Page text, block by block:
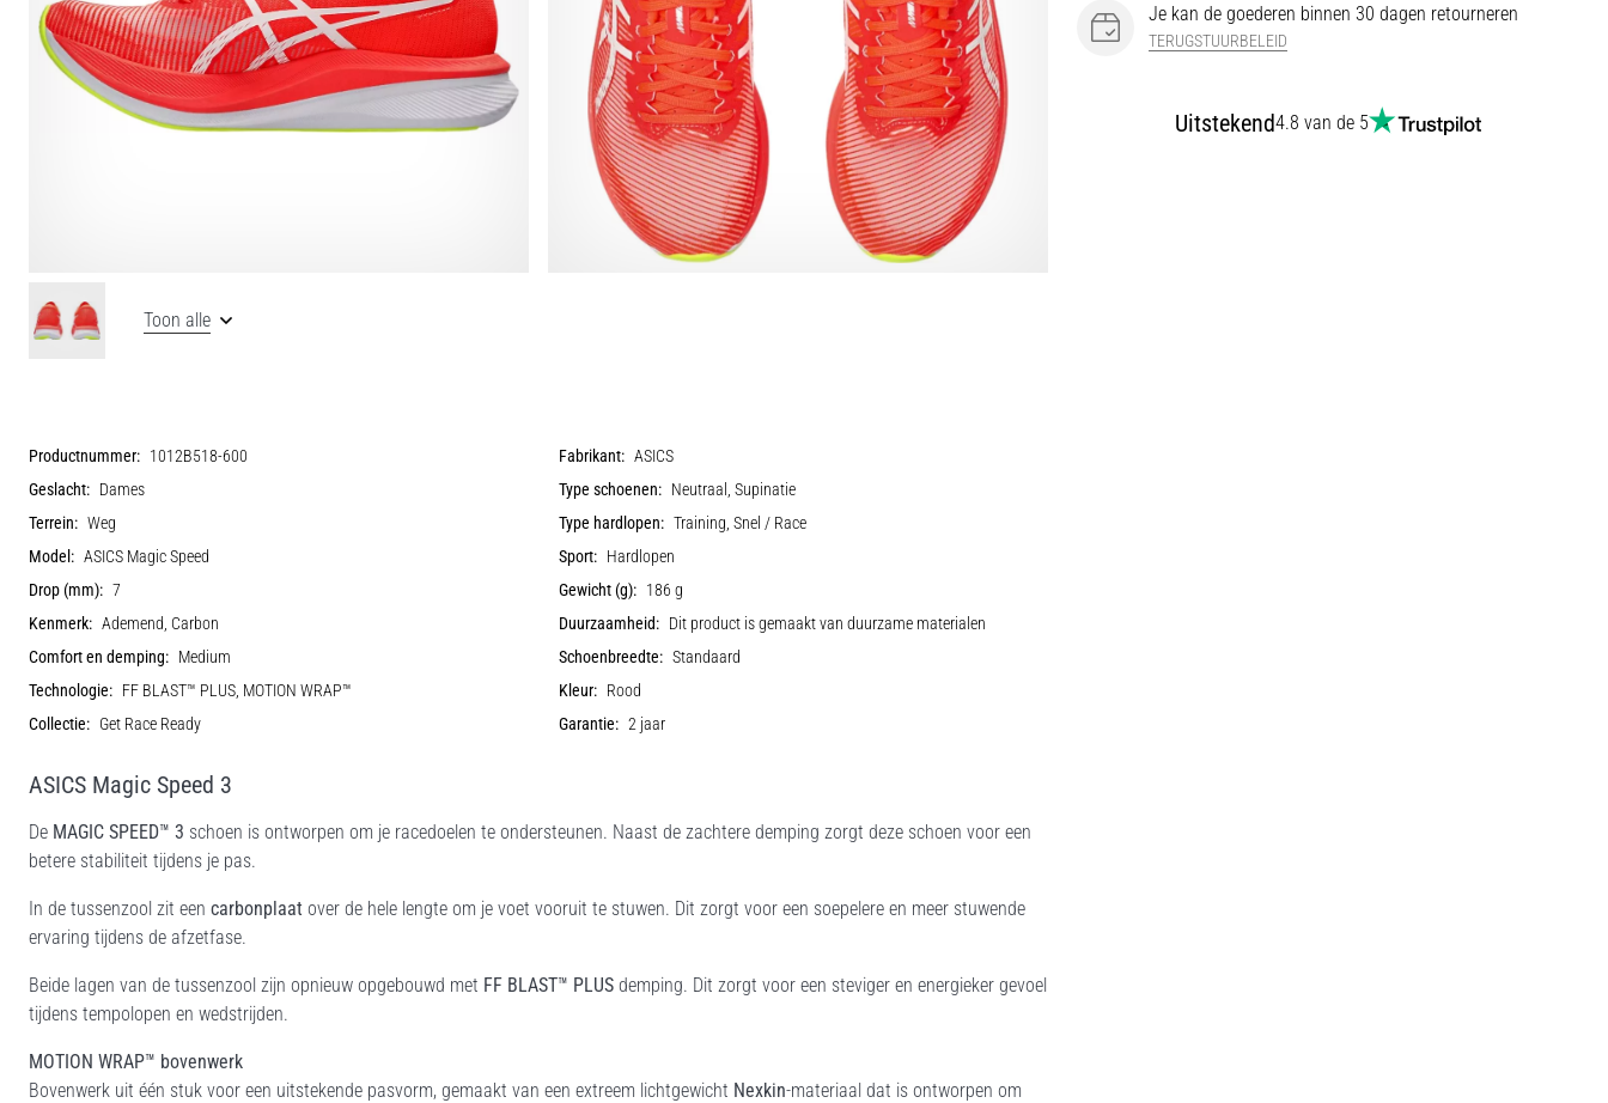
Je kan de goederen binnen 30 dagen retourneren
TERUGSTUURBELEID
Uitstekend4.8 van de 5
Toon alle
Productnummer: 1012B518-600 Fabrikant: ASICS
Geslacht: Dames Type schoenen: Neutraal, Supinatie
Terrein: Weg Type hardlopen: Training, Snel / Race
Model: ASICS Magic Speed Sport: Hardlopen
Drop (mm): 7 Gewicht (g): 186 g
Kenmerk: Ademend, Carbon Duurzaamheid: Dit product is gemaakt van duurzame materialen
Comfort en demping: Medium Schoenbreedte: Standaard
Technologie: FF BLAST™ PLUS, MOTION WRAP™ Kleur: Rood
Collectie: Get Race Ready Garantie: 2 jaar
ASICS Magic Speed 3
De MAGIC SPEED™ 3 schoen is ontworpen om je racedoelen te ondersteunen. Naast de zachtere demping zorgt deze schoen voor een
betere stabiliteit tijdens je pas.
In de tussenzool zit een carbonplaat over de hele lengte om je voet vooruit te stuwen. Dit zorgt voor een soepelere en meer stuwende
ervaring tijdens de afzetfase.
Beide lagen van de tussenzool zijn opnieuw opgebouwd met FF BLAST™ PLUS demping. Dit zorgt voor een steviger en energieker gevoel
tijdens tempolopen en wedstrijden.
MOTION WRAP™ bovenwerk
Bovenwerk uit één stuk voor een uitstekende pasvorm, gemaakt van een extreem lichtgewicht Nexkin-materiaal dat is ontworpen om